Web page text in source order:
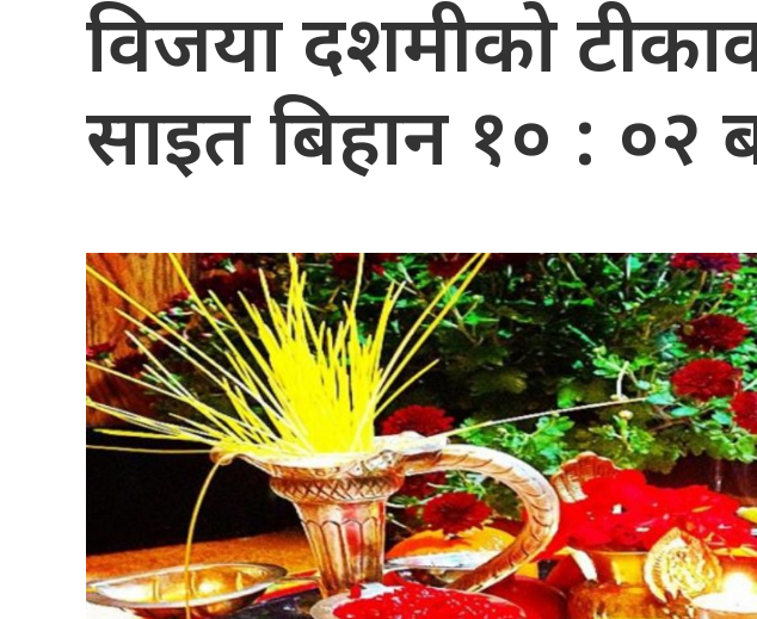
विजया दशमीको
साइत बिहान १० : ०२